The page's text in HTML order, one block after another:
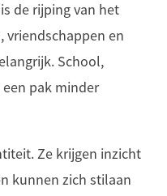
de rijping van het
vriendschappen en
School,
pak minder
Ze krijgen inzicht
kunnen zich stilaan